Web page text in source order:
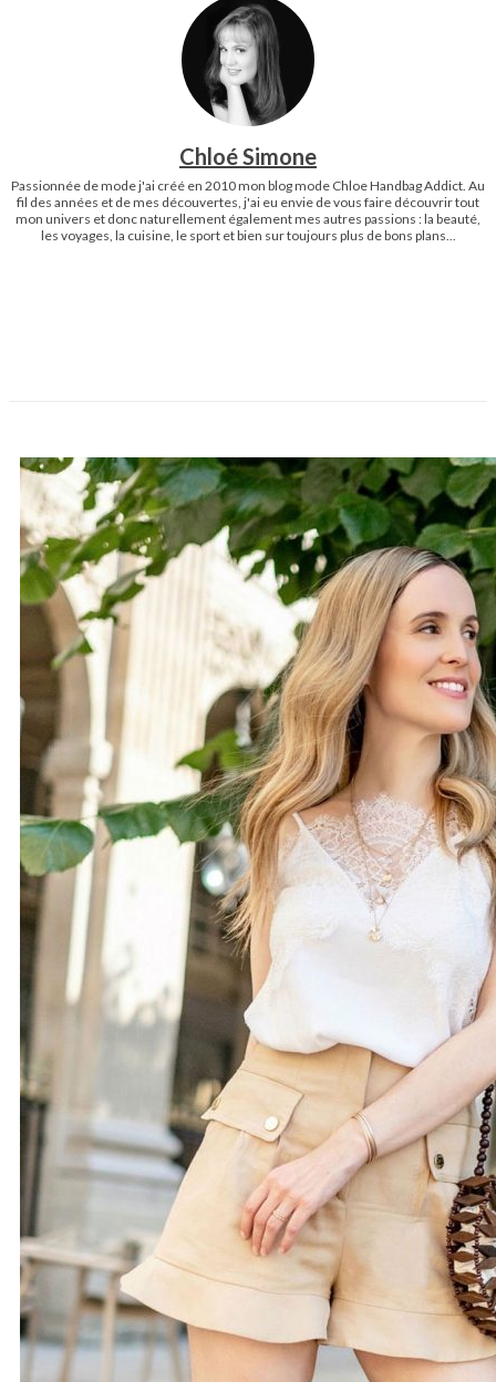
Chloé Simone
Passionnée de mode j'ai créé en 2010 mon blog mode Chloe Handbag Addict. Au
fil des années et de mes découvertes, j'ai eu envie de vous faire découvrir tout
mon univers et donc naturellement également mes autres passions : la beauté,
les voyages, la cuisine, le sport et bien sur toujours plus de bons plans...